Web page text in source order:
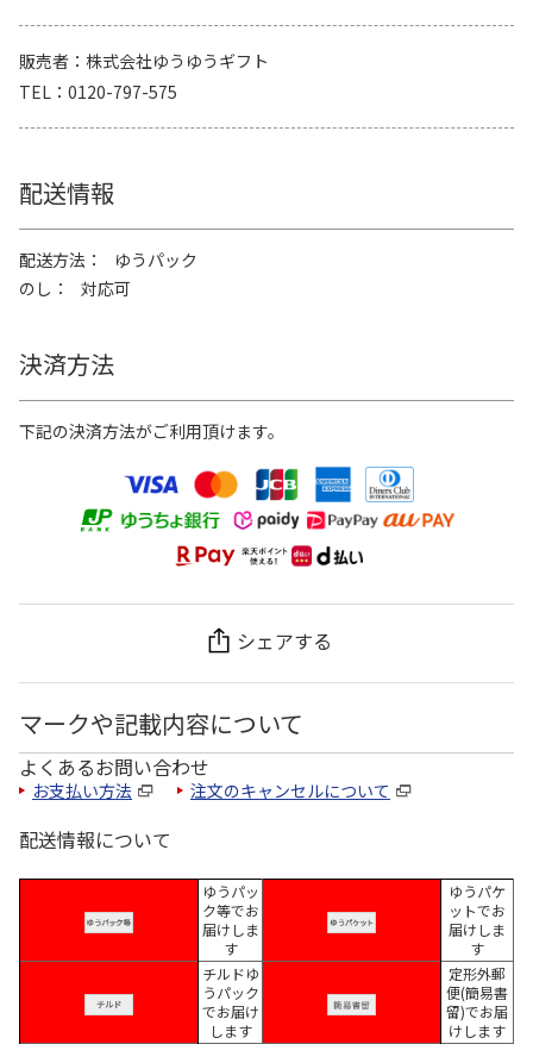
販売者
株式会社ゆうゆうギフト
TEL
0120-797-575
配送情報
配送方法
ゆうパック
のし
対応可
決済方法
下記の決済方法がご利用頂けます。
シェアする
マークや記載内容について
よくあるお問い合わせ
お支払い方法 注文のキャンセルについて
配送情報について
ゆうパッ
ク等でお
届けしま
す
ゆうパケ
ットでお
届けしま
す
チルドゆ
うパック
でお届け
します
定形外郵
便(簡易書
留)でお届
けします